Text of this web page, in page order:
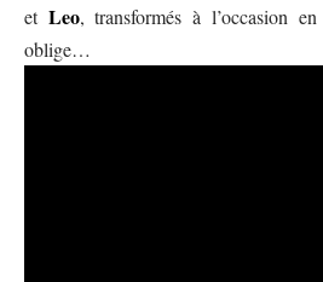
et Leo, transformés à l’occasion
oblige…